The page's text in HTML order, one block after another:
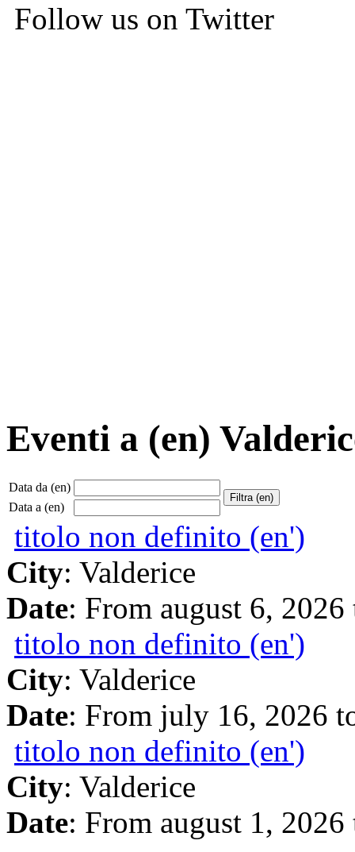
Follow us on Twitter
Eventi a (en)
Data da (en)
Data a (en)
titolo non definito (en')
City: Valderice
Date: From august 6,
titolo non definito (en')
City: Valderice
Date: From july 16, 2026
titolo non definito (en')
City: Valderice
Date: From august 1,